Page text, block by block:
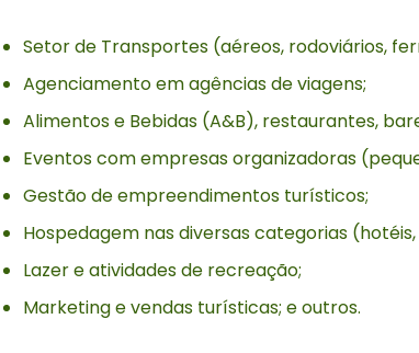
Setor de Transportes (aéreos, rodoviários,
Agenciamento em agências de viagens;
Alimentos e Bebidas (A&B), restaurantes,
Eventos com empresas organizadoras
Gestão de empreendimentos turísticos;
Hospedagem nas diversas categorias
Lazer e atividades de recreação;
Marketing e vendas turísticas; e outros.